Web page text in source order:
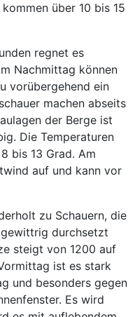
über 10 bis 15
regnet es
Nachmittag können
vorübergehend ein
machen abseits
der Berge ist
Die Temperaturen
bis 13 Grad. Am
auf und kann vor
zu Schauern, die
durchsetzt
steigt von 1200 auf
ist es stark
und besonders gegen
Es wird